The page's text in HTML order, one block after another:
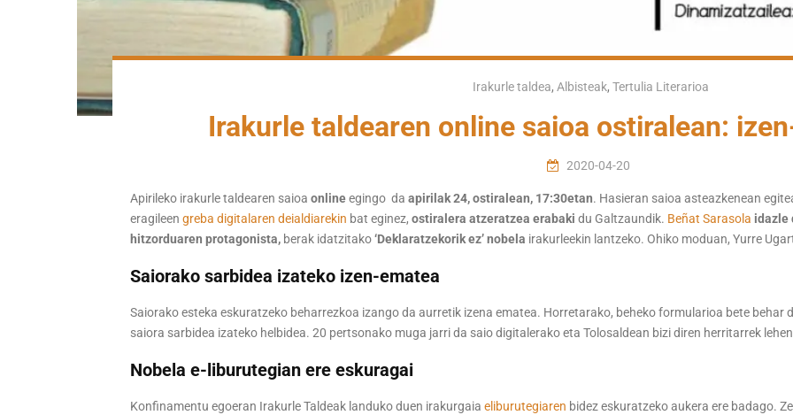
Irakurle taldea, Albisteak, Tertulia Literarioa
Irakurle taldearen online saioa ostiralean:
2020-04-20
Apirileko irakurle taldearen saioa onlineegingo da apirilak 24, ostiralean, 17:30etan. Hasieran saioa asteazkenean
eragileen greba digitalaren deialdiarekin bat eginez, ostiralera atzeratzea erabaki du Galtzaundik. Beñat Sarasola idazle
hitzorduaren protagonista, berak idatzitako‘Deklaratzekorik ez’ nobela irakurleekin lantzeko. Ohiko moduan, Yurre
Saiorako sarbidea izateko izen-ematea
Saiorako esteka eskuratzeko beharrezkoa izango da aurretik izena ematea. Horretarako, beheko formularioa bete behar
saiora sarbidea izateko helbidea. 20 pertsonako muga jarri da saio digitalerako eta Tolosaldean bizi diren herritarrek
Nobela e-liburutegian ere eskuragai
Konfinamentu egoeran Irakurle Taldeak landuko duen irakurgaia eliburutegiaren bidez eskuratzeko aukera ere badago.